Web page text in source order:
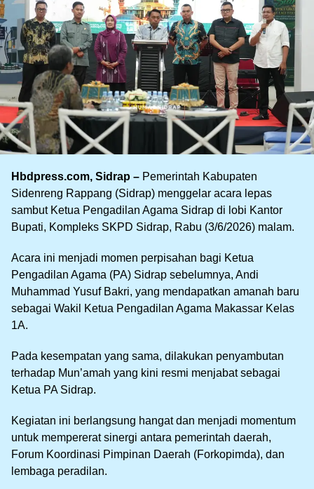
Hbdpress.com, Sidrap – Pemerintah Kabupaten
Sidenreng Rappang (Sidrap) menggelar acara lepas
sambut Ketua Pengadilan Agama Sidrap di lobi Kantor
Bupati, Kompleks SKPD Sidrap, Rabu (3/6/2026) malam.
Acara ini menjadi momen perpisahan bagi Ketua
Pengadilan Agama (PA) Sidrap sebelumnya, Andi
Muhammad Yusuf Bakri, yang mendapatkan amanah baru
sebagai Wakil Ketua Pengadilan Agama Makassar Kelas
1A.
Pada kesempatan yang sama, dilakukan penyambutan
terhadap Mun’amah yang kini resmi menjabat sebagai
Ketua PA Sidrap.
Kegiatan ini berlangsung hangat dan menjadi momentum
untuk mempererat sinergi antara pemerintah daerah,
Forum Koordinasi Pimpinan Daerah (Forkopimda), dan
lembaga peradilan.